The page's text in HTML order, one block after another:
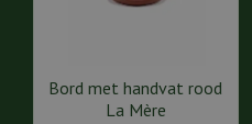
Bord met handvat rood
La Mère